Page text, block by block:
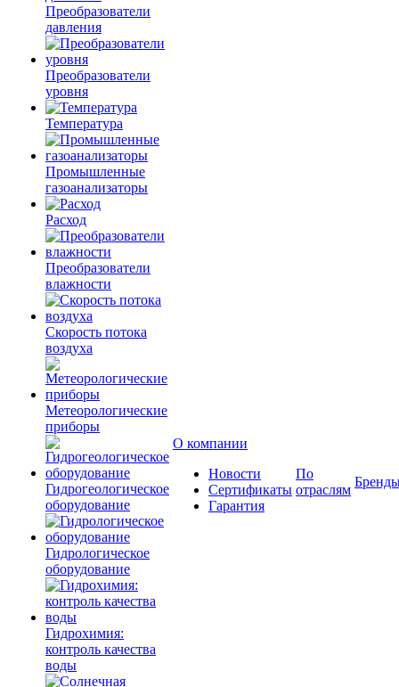
Преобразователи
давления
Преобразователи
уровня
Температура
Промышленные
газоанализаторы
Расход
Преобразователи
влажности
Скорость потока
воздуха
Метеорологические
приборы
Гидрогеологическое
оборудование
Гидрологическое
оборудование
Гидрохимия:
контроль качества
воды
О компании
Новости
Сертификаты
Гарантия
По
отраслям